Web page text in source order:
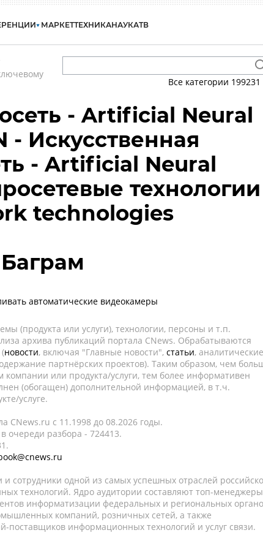
МАРКЕТТЕХНИКАНАУКАТВ
Все категории 199231
- Artificial Neural
- Искусственная
- Artificial Neural
технологии
technologies
автоматические видеокамеры
(продукта или услуги), технологии, персоны и т.п.
архива публикаций портала CNews. Обрабатываются
новости, включая "Главные новости", статьи, аналитические
партнёрских проектов). Таким образом, чем
или продукта/услуги, тем более информативен
(обогащен) дополнительной информацией, в т.ч.
услуге.
CNews.ru c 11.1998 до 08.2026 годы.
очереди разбора - 724413.
сотрудники одной из самых успешных отраслей
технологий. Ядро аудитории составляют топ-
информатизации федеральных и региональных
компаний, розничных сетей, а также
поставщиков информационных технологий и услуг связи.